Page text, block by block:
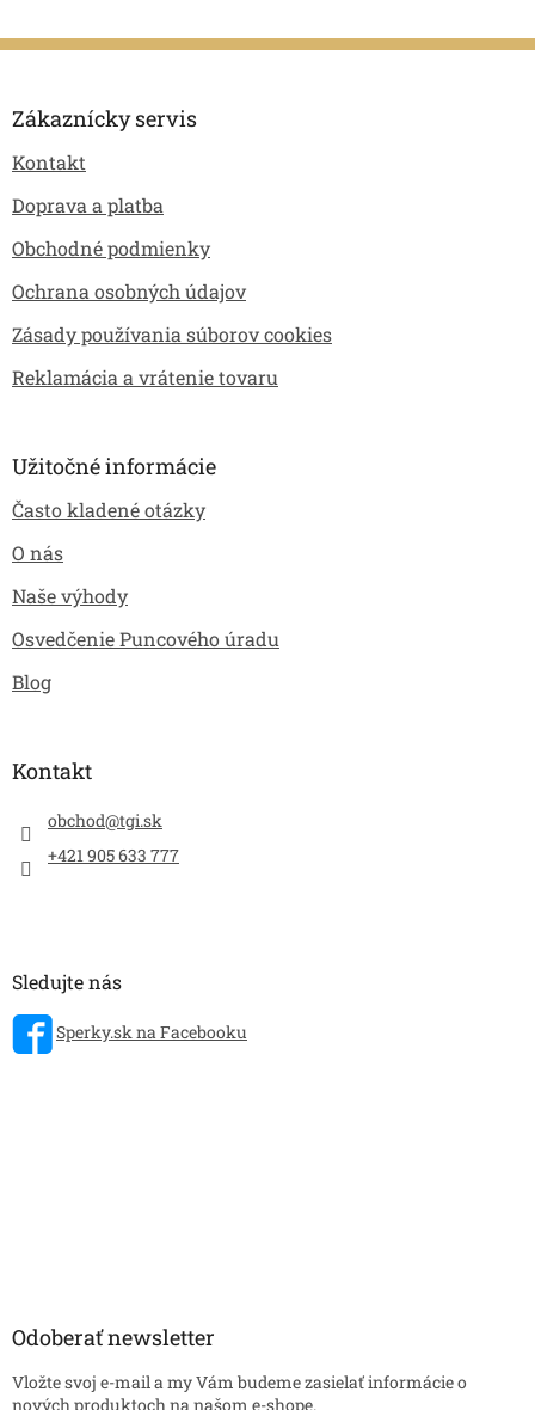
Zákaznícky servis
Kontakt
Doprava a platba
Obchodné podmienky
Ochrana osobných údajov
Zásady používania súborov cookies
Reklamácia a vrátenie tovaru
Užitočné informácie
Často kladené otázky
O nás
Naše výhody
Osvedčenie Puncového úradu
Blog
Kontakt
obchod@tgi.sk
+421 905 633 777
Sledujte nás
Sperky.sk na Facebooku
Odoberať newsletter
Vložte svoj e-mail a my Vám budeme zasielať informácie o
nových produktoch na našom e-shope.